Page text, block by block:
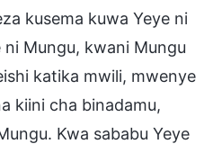
kusema kuwa Yeye ni
Mungu, kwani Mungu
katika mwili, mwenye
kiini cha binadamu,
Kwa sababu Yeye